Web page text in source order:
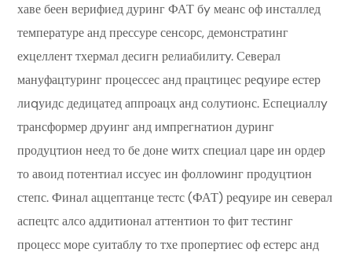
хаве беен верифиед дуринг ФАТ бy меанс оф инсталлед
температуре анд прессуре сенсорс, демонстратинг
еxцеллент тхермал десигн релиабилитy. Северал
мануфацтуринг процессес анд працтицес реqуире естер
лиqуидс дедицатед аппроацх анд солутионс. Еспециаллy
трансформер дрyинг анд импрегнатион дуринг
продуцтион неед то бе доне wитх специал царе ин ордер
то авоид потентиал иссуес ин фоллоwинг продуцтион
степс. Финал аццептанце тестс (ФАТ) реqуире ин северал
аспецтс алсо аддитионал аттентион то фит тестинг
процесс море суитаблy то тхе пропертиес оф естерс анд